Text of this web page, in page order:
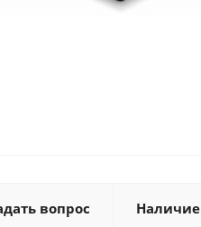
вопрос Наличие